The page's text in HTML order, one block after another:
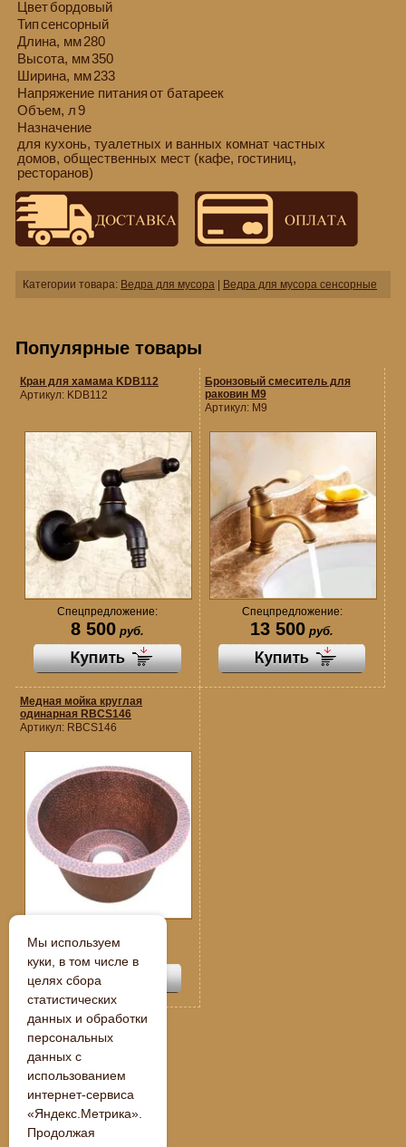
Цветбордовый
Типсенсорный
Длина, мм280
Высота, мм350
Ширина, мм233
Напряжение питанияот батареек
Объем, л9
Назначение
для кухонь, туалетных и ванных комнат частных
домов, общественных мест (кафе, гостиниц,
ресторанов)
Категории товара: Ведра для мусора Ведра для мусора сенсорные
Популярные товары
Кран для хамама KDB112
Артикул: KDB112
Спецпредложение:
8 500руб.
Бронзовый смеситель для
раковин M9
Артикул: M9
Спецпредложение:
13 500 руб.
Медная мойка круглая
одинарная RBCS146
Артикул: RBCS146
109 250
« Назад
Мы используем
куки, в том числе в
целях сбора
статистических
данных и обработки
персональных
данных с
использованием
интернет-сервиса
«Яндекс.Метрика».
Продолжая